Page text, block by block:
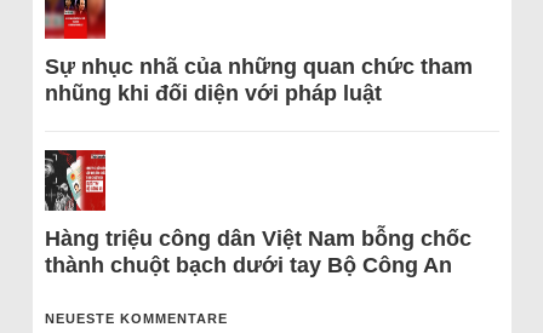
Sự nhục nhã của những quan chức tham
nhũng khi đối diện với pháp luật
Hàng triệu công dân Việt Nam bỗng chốc
thành chuột bạch dưới tay Bộ Công An
NEUESTE KOMMENTARE